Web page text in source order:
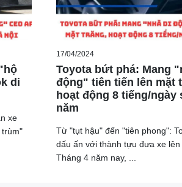
Đoàn giám sát đánh giá cao sự đẩy
tư vào phát triển kết cấu hạ tầng
cộng và hệ thống giao thông thông
giao thông đã được triển khai một cách
cả ba tiêu chí. Đồng thời, ý thức chấp
di
xe
trùm"
17/04/2024
Toyota bứt phá: Mang
động" tiên tiến lên mặt
hoạt động 8 tiếng/ngày
năm
Từ "tụt hậu" đến "tiên phong":
dấu ấn với thành tựu đưa xe
Tháng 4 năm nay, ...